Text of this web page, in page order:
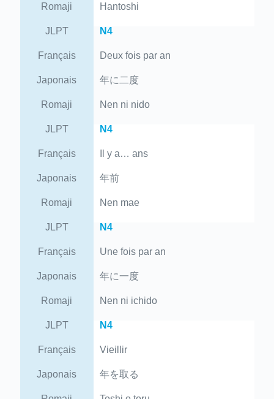
Romaji Hantoshi
JLPT N4
Français Deux fois par an
Japonais 年に二度
Romaji Nen ni nido
JLPT N4
Français Il y a… ans
Japonais 年前
Romaji Nen mae
JLPT N4
Français Une fois par an
Japonais 年に一度
Romaji Nen ni ichido
JLPT N4
Français Vieillir
Japonais 年を取る